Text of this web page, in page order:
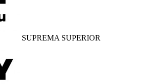
SUPREMA SUPERIOR